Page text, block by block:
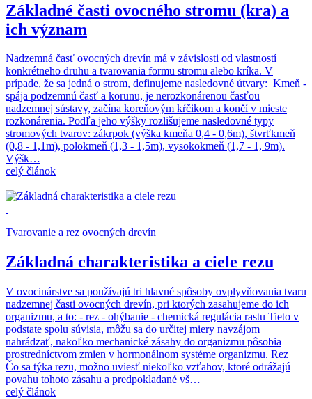
Základné časti ovocného stromu (kra) a
ich význam
Nadzemná časť ovocných drevín má v závislosti od vlastností
konkrétneho druhu a tvarovania formu stromu alebo kríka. V
prípade, že sa jedná o strom, definujeme nasledovné útvary: Kmeň -
spája podzemnú časť a korunu, je nerozkonárenou časťou
nadzemnej sústavy, začína koreňovým kŕčikom a končí v mieste
rozkonárenia. Podľa jeho výšky rozlišujeme nasledovné typy
stromových tvarov: zákrpok (výška kmeňa 0,4 - 0,6m), štvrťkmeň
(0,8 - 1,1m), polokmeň (1,3 - 1,5m), vysokokmeň (1,7 - 1, 9m).
Výšk…
celý článok
Tvarovanie a rez ovocných drevín
Základná charakteristika a ciele rezu
V ovocinárstve sa používajú tri hlavné spôsoby ovplyvňovania tvaru
nadzemnej časti ovocných drevín, pri ktorých zasahujeme do ich
organizmu, a to: - rez - ohýbanie - chemická regulácia rastu Tieto v
podstate spolu súvisia, môžu sa do určitej miery navzájom
nahrádzať, nakoľko mechanické zásahy do organizmu pôsobia
prostredníctvom zmien v hormonálnom systéme organizmu. Rez
Čo sa týka rezu, možno uviesť niekoľko vzťahov, ktoré odrážajú
povahu tohoto zásahu a predpokladané vš…
celý článok